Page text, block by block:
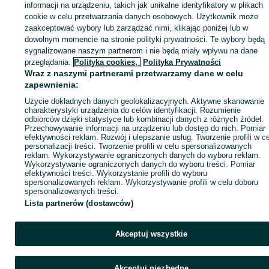
KATEGORIA
ID:1010960287 Wyświetlenia:
Zadzwoń / SMS
informacji na urządzeniu, takich jak unikalne identyfikatory w plikach
cookie w celu przetwarzania danych osobowych. Użytkownik może
zaakceptować wybory lub zarządzać nimi, klikając poniżej lub w
dowolnym momencie na stronie polityki prywatności. Te wybory będą
sygnalizowane naszym partnerom i nie będą miały wpływu na dane
przeglądania. Polityka cookies, Polityka Prywatności
Wraz z naszymi partnerami przetwarzamy dane w celu
zapewnienia:
Użycie dokładnych danych geolokalizacyjnych. Aktywne skanowanie
charakterystyki urządzenia do celów identyfikacji. Rozumienie
odbiorców dzięki statystyce lub kombinacji danych z różnych źródeł.
Przechowywanie informacji na urządzeniu lub dostęp do nich. Pomiar
efektywności reklam. Rozwój i ulepszanie usług. Tworzenie profili w
personalizacji treści. Tworzenie profili w celu spersonalizowanych
reklam. Wykorzystywanie ograniczonych danych do wyboru reklam.
Wykorzystywanie ograniczonych danych do wyboru treści. Pomiar
efektywności treści. Wykorzystanie profili do wyboru
spersonalizowanych reklam. Wykorzystywanie profili w celu doboru
spersonalizowanych treści.
Lista partnerów (dostawców)
Akceptuj wszystkie